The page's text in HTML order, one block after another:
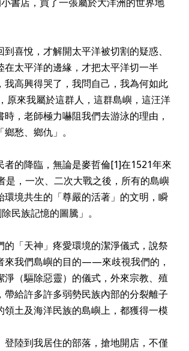
書店，買了一張屬於大洋洲的世界地
喜悅，才解開太平洋被切割的疑惑、
太平洋的邊緣，才把太平洋切一半
高興得哭了，我問自己，我為何如此
原來我屬於這群人，這群島嶼，這汪洋
，老師極力嚇阻我們去游泳的理由，
愁、鄉仇」。
者的降臨，無論是麥哲倫 [1]在1521年來
是，一次、二次大戰之後，所有的島嶼
境共生的「尊嚴的活著」的文明，瞬
民族記憶的圖騰」。
「天神」疼愛環境的潔淨儀式，說祭
來我們島嶼的目的——來歧視我們的，
（驅除惡靈）的儀式，外來宗教、殖
給許多許多弱勢民族內部的分裂離子
土及海洋民族的島嶼上，都獲得一模
陸到我居住的部落，搶地開店，不僅